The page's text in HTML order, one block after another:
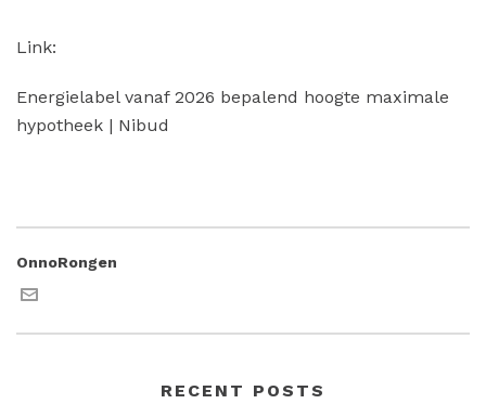
Link:
Energielabel vanaf 2026 bepalend hoogte maximale
hypotheek | Nibud
OnnoRongen
RECENT POSTS